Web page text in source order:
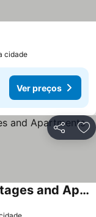
cidade
Ver preços
Partilhar
Plawsworth Hall Serviced Cottages and Apartments